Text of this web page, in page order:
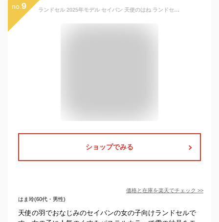
no. 9 ランドセル 2025年モデル セイバン 天使のはね ランドセル モデルロイヤル クリスタル MR22G 女の子用 軽い カワイイ 軽量 送料無料 おまけ付き 修理保証ランドセル
ショップでみる
価格と在庫を楽天でチェック >>
はま玲(60代・男性)
天使の羽でおなじみのセイバンの女の子向けランドセルで